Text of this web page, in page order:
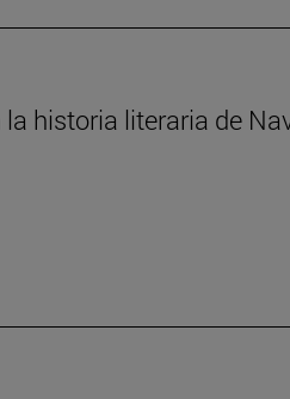
historia literaria de